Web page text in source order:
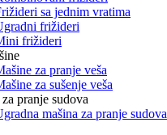
sa jednim vratima
frižideri
frižideri
za pranje veša
za sušenje veša
pranje sudova
mašina za pranje sudova